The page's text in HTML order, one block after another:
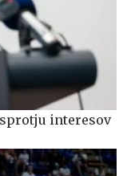
interesov